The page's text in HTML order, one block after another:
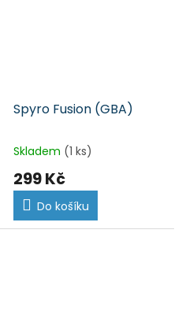
Spyro Fusion (GBA)
Skladem (1 ks)
299 Kč
Do košíku